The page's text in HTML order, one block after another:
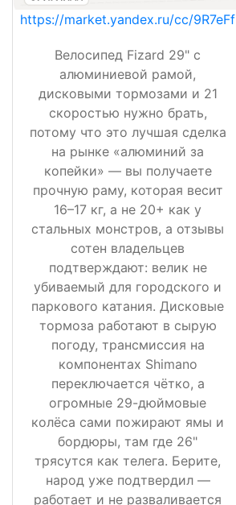
https://market.yandex.ru/cc/9R7eFf
Велосипед Fizard 29" с
алюминиевой рамой,
дисковыми тормозами и 21
скоростью нужно брать,
потому что это лучшая сделка
на рынке «алюминий за
копейки» — вы получаете
прочную раму, которая весит
16–17 кг, а не 20+ как у
стальных монстров, а отзывы
сотен владельцев
подтверждают: велик не
убиваемый для городского и
паркового катания. Дисковые
тормоза работают в сырую
погоду, трансмиссия на
компонентах Shimano
переключается чётко, а
огромные 29-дюймовые
колёса сами пожирают ямы и
бордюры, там где 26"
трясутся как телега. Берите,
народ уже подтвердил —
работает и не разваливается